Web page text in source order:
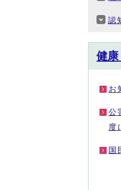
認
健
お
公
度
国